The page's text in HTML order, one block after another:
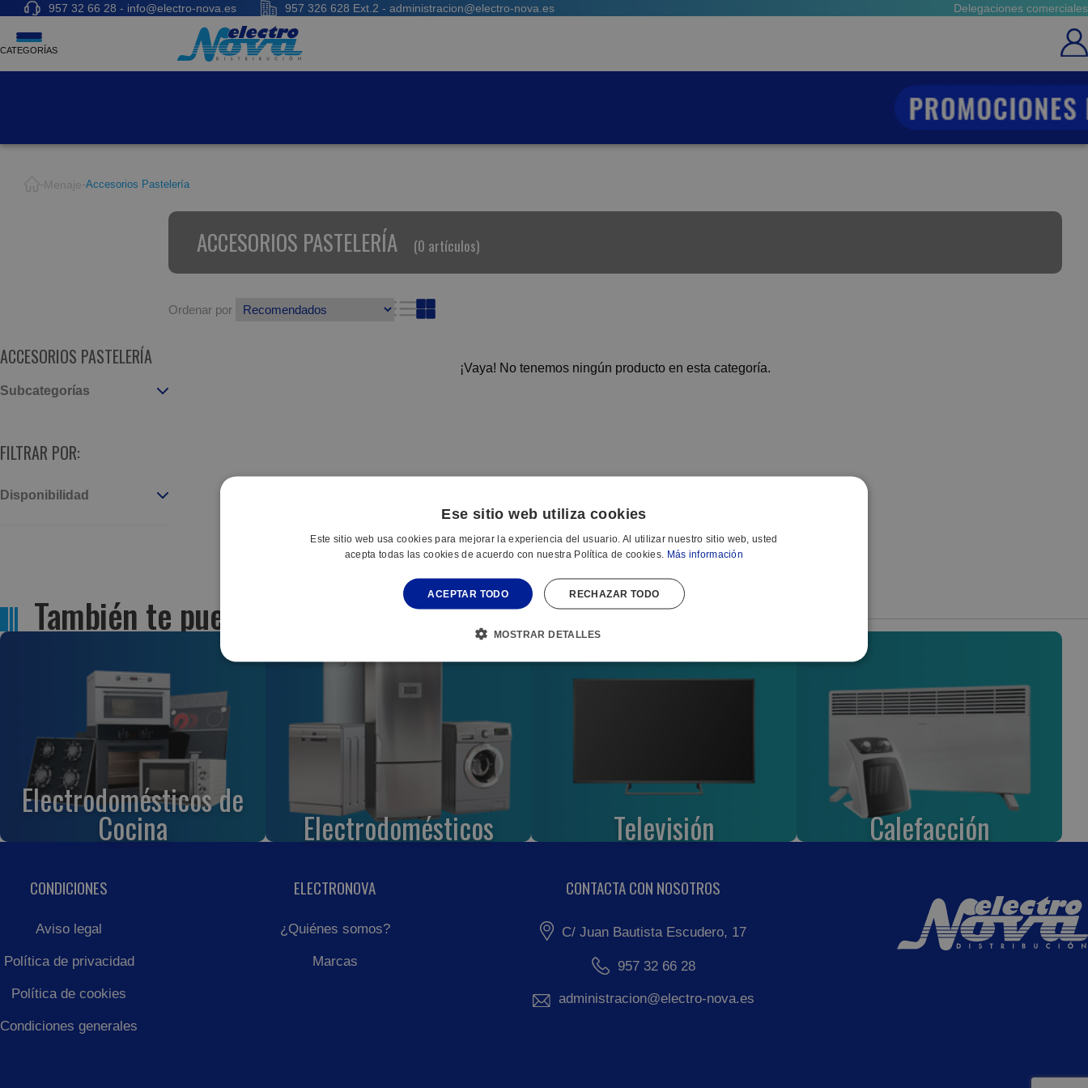
957 32 66 28 - info@electro-nova.es 957 326 628 Ext.2 - administracion@electro-nova.es Delegaciones comerciales
CATEGORÍAS
Menaje Accesorios Pastelería
ACCESORIOS PASTELERÍA (0 artículos)
ACCESORIOS PASTELERÍA
Subcategorías
FILTRAR POR:
Disponibilidad
Ordenar por
¡Vaya! No tenemos ningún producto en esta categoría.
También te puede interesar
Electrodomésticos de
Cocina Electrodomésticos Televisión Calefacción
CONDICIONES
Aviso legal
Política de privacidad
Política de cookies
Condiciones generales
ELECTRONOVA
¿Quiénes somos?
Marcas
CONTACTA CON NOSOTROS
C/ Juan Bautista Escudero, 17
957 32 66 28
administracion@electro-nova.es
Ese sitio web utiliza cookies
Este sitio web usa cookies para mejorar la experiencia del usuario. Al utilizar nuestro sitio web, usted
acepta todas las cookies de acuerdo con nuestra Política de cookies. Más información
ACEPTAR TODO RECHAZAR TODO
MOSTRAR DETALLES